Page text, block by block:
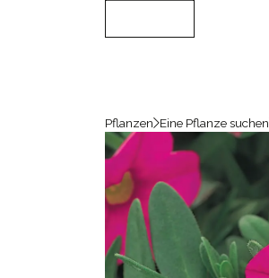
Pflanzen Eine Pflanze suchen